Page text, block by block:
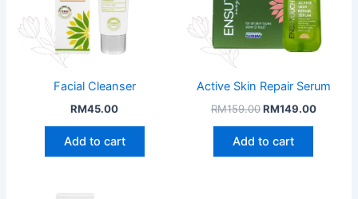
Facial Cleanser
RM45.00
Add to cart
Active Skin Repair Serum
RM159.00 Original
RM159.00.
RM149.00Current
Add to cart